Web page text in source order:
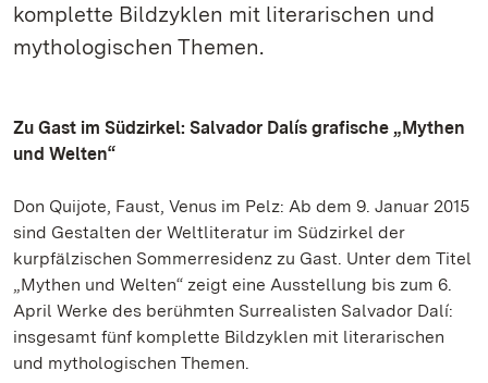
komplette Bildzyklen mit literarischen und
mythologischen Themen.
Zu Gast im Südzirkel: Salvador Dalís grafische „Mythen
und Welten“
Don Quijote, Faust, Venus im Pelz: Ab dem 9. Januar 2015
sind Gestalten der Weltliteratur im Südzirkel der
kurpfälzischen Sommerresidenz zu Gast. Unter dem Titel
„Mythen und Welten“ zeigt eine Ausstellung bis zum 6.
April Werke des berühmten Surrealisten Salvador Dalí:
insgesamt fünf komplette Bildzyklen mit literarischen
und mythologischen Themen.